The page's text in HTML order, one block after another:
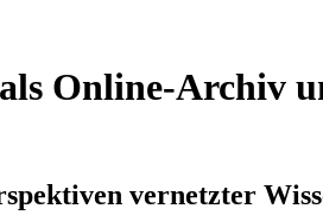
Online-Archiv
vernetzter